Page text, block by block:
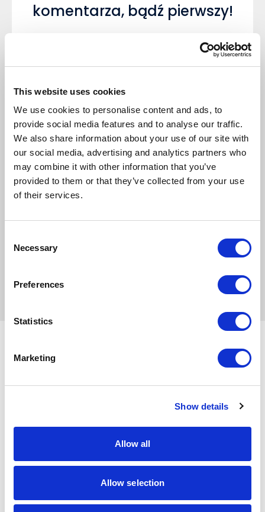
This website uses cookies
We use cookies to personalise content and ads, to
provide social media features and to analyse our traffic.
We also share information about your use of our site with
our social media, advertising and analytics partners who
may combine it with other information that you’ve
provided to them or that they’ve collected from your use
of their services.
Selection
Necessary
Preferences
Statistics
Marketing
Show details
Allow all
Allow selection
komentarza, bądź pierwszy!
Napisz komentarz
DODAJ KOMENTARZ